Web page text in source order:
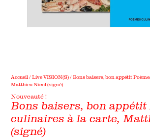
Accueil /Live VISION(S) / Bons baisers, bon appétit
Matthieu Nicol (signé)
Nouveauté !
Bons baisers, bon appétit
culinaires à la carte,
(signé)